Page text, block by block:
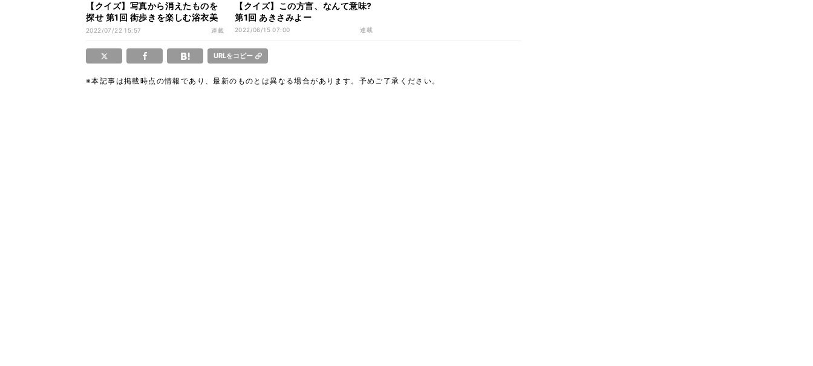
【クイズ】写真から消えたものを
探せ 第1回 街歩きを楽しむ浴衣美
女 - 2枚目の写真で消えたものと
2022/07/22 15:57 連載
【クイズ】この方言、なんて意味?
第1回 あきさみよー
2022/06/15 07:00 連載
URLをコピー
※本記事は掲載時点の情報であり、最新のものとは異なる場合があります。予めご了承ください。